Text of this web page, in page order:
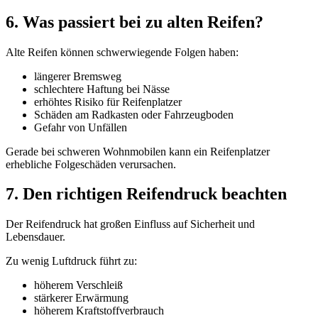
6. Was passiert bei zu alten Reifen?
Alte Reifen können schwerwiegende Folgen haben:
längerer Bremsweg
schlechtere Haftung bei Nässe
erhöhtes Risiko für Reifenplatzer
Schäden am Radkasten oder Fahrzeugboden
Gefahr von Unfällen
Gerade bei schweren Wohnmobilen kann ein Reifenplatzer
erhebliche Folgeschäden verursachen.
7. Den richtigen Reifendruck beachten
Der Reifendruck hat großen Einfluss auf Sicherheit und
Lebensdauer.
Zu wenig Luftdruck führt zu:
höherem Verschleiß
stärkerer Erwärmung
höherem Kraftstoffverbrauch